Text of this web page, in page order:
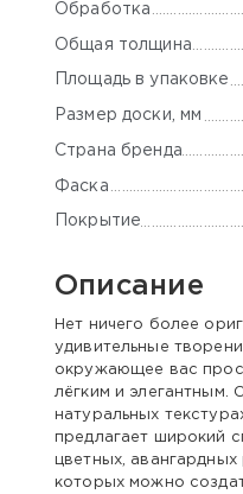
Обработка
Общая толщина
Площадь в упаковке
Размер доски, мм
Страна бренда
Фаска
Покрытие
Описание
Нет ничего более
удивительные
окружающее вас
лёгким и элегантным.
натуральных
предлагает широкий
цветных,
которых можно